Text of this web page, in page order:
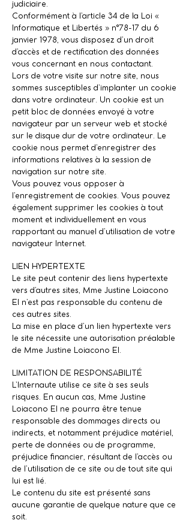
judiciaire.
Conformément à l’article 34 de la Loi «
Informatique et Libertés » n°78-17 du 6
janvier 1978, vous disposez d’un droit
d’accès et de rectification des données
vous concernant en nous contactant.
Lors de votre visite sur notre site, nous
sommes susceptibles d’implanter un cookie
dans votre ordinateur. Un cookie est un
petit bloc de données envoyé à votre
navigateur par un serveur web et stocké
sur le disque dur de votre ordinateur. Le
cookie nous permet d’enregistrer des
informations relatives à la session de
navigation sur notre site.
Vous pouvez vous opposer à
l’enregistrement de cookies. Vous pouvez
également supprimer les cookies à tout
moment et individuellement en vous
rapportant au manuel d’utilisation de votre
navigateur Internet.
LIEN HYPERTEXTE
Le site peut contenir des liens hypertexte
vers d’autres sites, Mme Justine Loiacono
EI n’est pas responsable du contenu de
ces autres sites.
La mise en place d’un lien hypertexte vers
le site nécessite une autorisation préalable
de Mme Justine Loiacono EI.
LIMITATION DE RESPONSABILITÉ
L’Internaute utilise ce site à ses seuls
risques. En aucun cas, Mme Justine
Loiacono EI ne pourra être tenue
responsable des dommages directs ou
indirects, et notamment préjudice matériel,
perte de données ou de programme,
préjudice financier, résultant de l’accès ou
de l’utilisation de ce site ou de tout site qui
lui est lié.
Le contenu du site est présenté sans
aucune garantie de quelque nature que ce
soit.